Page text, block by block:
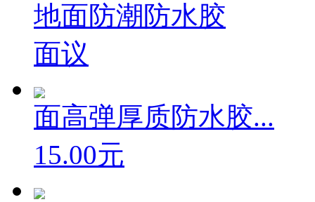
地面防潮防水胶
面议
面高弹厚质防水胶...
15.00元